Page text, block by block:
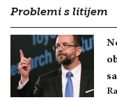
Problemi s litijem